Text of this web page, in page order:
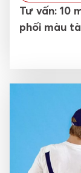
Tư vấn: 10
phối màu